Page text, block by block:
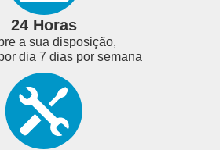
24 Horas
a sua disposição,
dia 7 dias por semana